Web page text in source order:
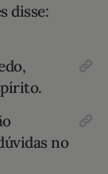
disse:
no